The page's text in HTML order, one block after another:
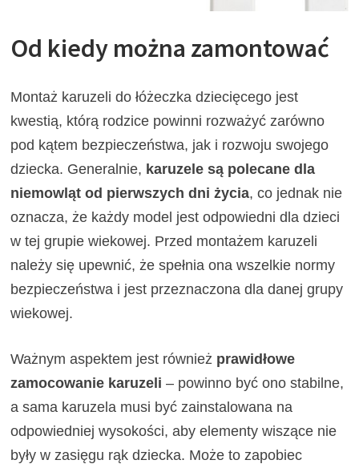
Od kiedy można zamontować
Montaż karuzeli do łóżeczka dziecięcego jest
kwestią, którą rodzice powinni rozważyć zarówno
pod kątem bezpieczeństwa, jak i rozwoju swojego
dziecka. Generalnie, karuzele są polecane dla
niemowląt od pierwszych dni życia, co jednak nie
oznacza, że każdy model jest odpowiedni dla dzieci
w tej grupie wiekowej. Przed montażem karuzeli
należy się upewnić, że spełnia ona wszelkie normy
bezpieczeństwa i jest przeznaczona dla danej grupy
wiekowej.
Ważnym aspektem jest również prawidłowe
zamocowanie karuzeli – powinno być ono stabilne,
a sama karuzela musi być zainstalowana na
odpowiedniej wysokości, aby elementy wiszące nie
były w zasięgu rąk dziecka. Może to zapobiec